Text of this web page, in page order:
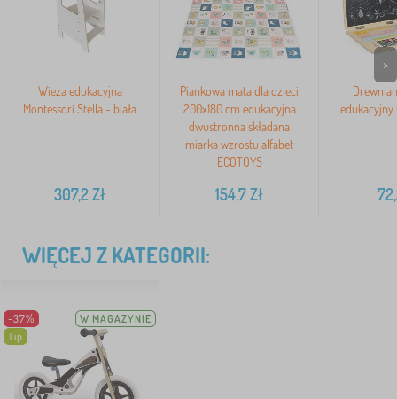
Wieża edukacyjna
Montessori Stella - biała
307,2Zł
Piankowa mata dla dzieci
200x180 cm edukacyjna
dwustronna składana
miarka wzrostu alfabet
ECOTOYS
154,7Zł
edukacyjny
>
WIĘCEJ Z KATEGORII:
-37%
Tip
W MAGAZYNIE